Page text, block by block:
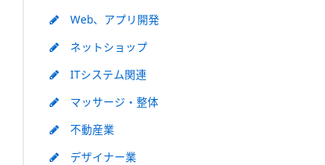
Web、アプリ開発
ネットショップ
ITシステム関連
マッサージ・整体
不動産業
デザイナー業